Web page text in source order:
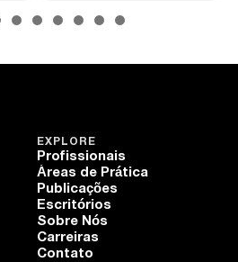
EXPLORE
Profissionais
Áreas de Prática
Publicações
Escritórios
Sobre Nós
Carreiras
Contato